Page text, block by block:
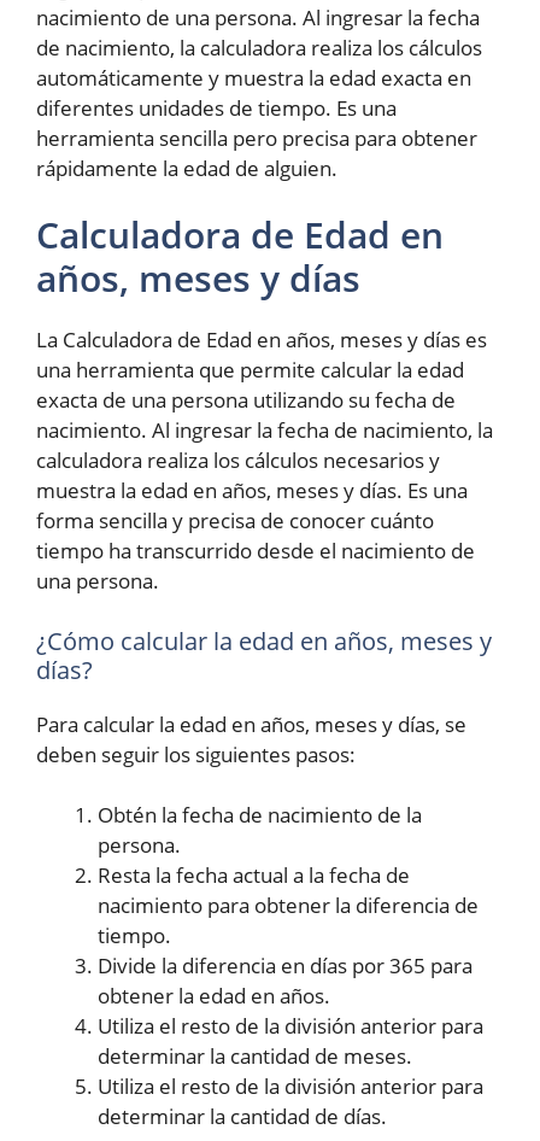
nacimiento de una persona. Al ingresar la fecha
de nacimiento, la calculadora realiza los cálculos
automáticamente y muestra la edad exacta en
diferentes unidades de tiempo. Es una
herramienta sencilla pero precisa para obtener
rápidamente la edad de alguien.
Calculadora de Edad en
años, meses y días
La Calculadora de Edad en años, meses y días es
una herramienta que permite calcular la edad
exacta de una persona utilizando su fecha de
nacimiento. Al ingresar la fecha de nacimiento, la
calculadora realiza los cálculos necesarios y
muestra la edad en años, meses y días. Es una
forma sencilla y precisa de conocer cuánto
tiempo ha transcurrido desde el nacimiento de
una persona.
¿Cómo calcular la edad en años, meses y
días?
Para calcular la edad en años, meses y días, se
deben seguir los siguientes pasos:
Obtén la fecha de nacimiento de la
persona.
Resta la fecha actual a la fecha de
nacimiento para obtener la diferencia de
tiempo.
Divide la diferencia en días por 365 para
obtener la edad en años.
Utiliza el resto de la división anterior para
determinar la cantidad de meses.
Utiliza el resto de la división anterior para
determinar la cantidad de días.